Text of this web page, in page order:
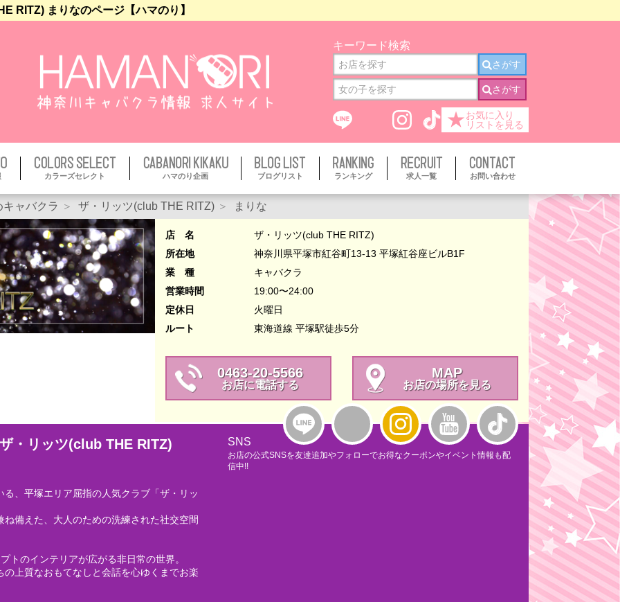
RITZ) まりなのページ【ハマのり】
キーワード検索
さがす
さがす
★お気に入り
リストを見る
カラーズセレクト ハマのり企画 ブログリスト ランキング 求人一覧 お問い合わせ
ャバクラ ザ・リッツ(club THE RITZ) まりな
店 名
ザ・リッツ(club THE RITZ)
所在地
神奈川県平塚市紅谷町13-13 平塚紅谷座ビルB1F
業 種
キャバクラ
営業時間
19:00〜24:00
定休日
火曜日
ルート
東海道線 平塚駅徒歩5分
0463-20-5566
お店に電話する
MAP
お店の場所を見る
・リッツ(club THE RITZ)
、平塚エリア屈指の人気クラブ「ザ・リッ
備えた、大人のための洗練された社交空間
トのインテリアが広がる非日常の世界。
上質なおもてなしと会話を心ゆくまでお楽
SNS
お店の公式SNSを友達追加やフォローでお得なクーポンやイベント情報も配
信中!!